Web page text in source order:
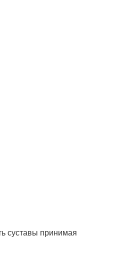
суставы принимая